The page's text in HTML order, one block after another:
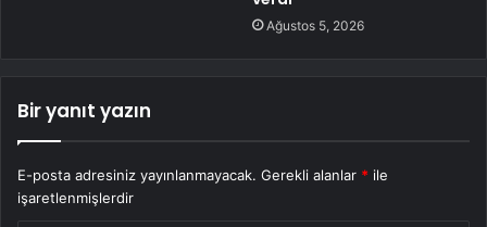
Ağustos 5, 2026
Bir yanıt yazın
E-posta adresiniz yayınlanmayacak. Gerekli alanlar * ile
işaretlenmişlerdir